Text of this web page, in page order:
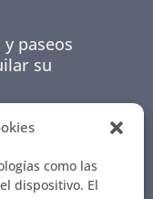
como las
dispositivo. El
paseos
su